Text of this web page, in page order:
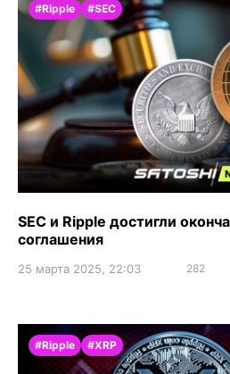
#Ripple #SEC
SEC и Ripple достигли
соглашения
25 марта 2025, 22:03 282
#Ripple #XRP